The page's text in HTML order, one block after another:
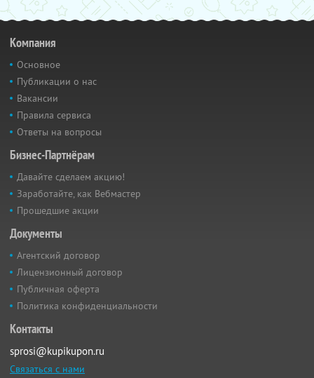
Компания
Основное
Публикации о нас
Вакансии
Правила сервиса
Ответы на вопросы
Бизнес-Партнёрам
Давайте сделаем акцию!
Заработайте, как Вебмастер
Прошедшие акции
Документы
Агентский договор
Лицензионный договор
Публичная оферта
Политика конфиденциальности
Контакты
sprosi@kupikupon.ru
Связаться с нами